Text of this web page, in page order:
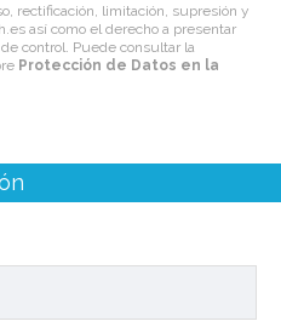
rectificación, limitación, supresión y
así como el derecho a presentar
control. Puede consultar la
Protección de Datos en la